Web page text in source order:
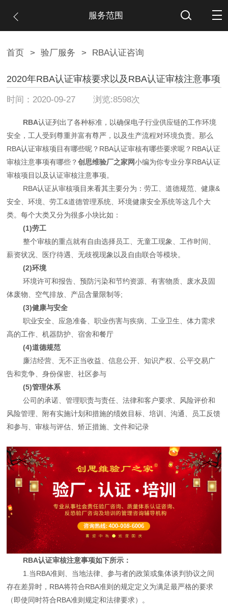
服务范围
首页 > 验厂服务 > RBA认证咨询
2020年RBA认证审核要求以及RBA认证审核注意事项
时间：2020-09-27 浏览:8598次
RBA认证列出了各种标准，以确保电子行业供应链的工作环境
安全，工人受到尊重并富有尊严，以及生产流程对环境负责。那么
RBA认证审核项目有哪些呢？RBA认证审核有哪些要求呢？RBA认证
审核注意事项有哪些？创思维验厂之家网小编为你专业分享RBA认证
审核项目以及认证审核注意事项。
RBA认证从审核项目来看其主要分为：劳工、道德规范、健康&
安全、环境、劳工&道德管理系统、环境健康安全系统等这几个大
类。每个大类又分为很多小块比如：
(1)劳工
整个审核的重点就有自由选择员工、无童工现象、工作时间、
薪资状况、医疗待遇、无歧视现象以及自由联合等模块。
(2)环境
环境许可和报告、预防污染和节约资源、有害物质、废水及固
体废物、空气排放、产品含量限制等;
(3)健康与安全
职业安全、应急准备、职业伤害与疾病、工业卫生、体力需求
高的工作、机器防护、宿舍和餐厅
(4)道德规范
廉洁经营、无不正当收益、信息公开、知识产权、公平交易广
告和竞争、身份保密、社区参与
(5)管理体系
公司的承诺、管理职责与责任、法律和客户要求、风险评价和
风险管理、附有实施计划和措施的绩效目标、培训、沟通、员工反馈
和参与、审核与评估、矫正措施、文件和记录
RBA认证审核注意事项如下所示：
1.当RBA准则、当地法律、参与者的政策或集体谈判协议之间
存在差异时，RBA将符合RBA准则的规定定义为满足最严格的要求
（即使同时符合RBA准则规定和法律要求）。